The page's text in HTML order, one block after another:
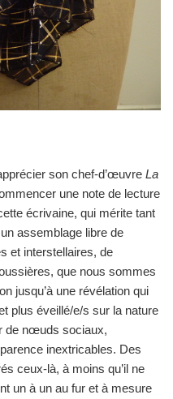
son chef-d’œuvre La
une note de lecture
écrivaine, qui mérite tant
assemblage libre de
et interstellaires, de
que nous sommes
jusqu’à une révélation qui
plus éveillé/e/s sur la nature
de nœuds sociaux,
inextricables. Des
ceux-là, à moins qu’il ne
un à un au fur et à mesure